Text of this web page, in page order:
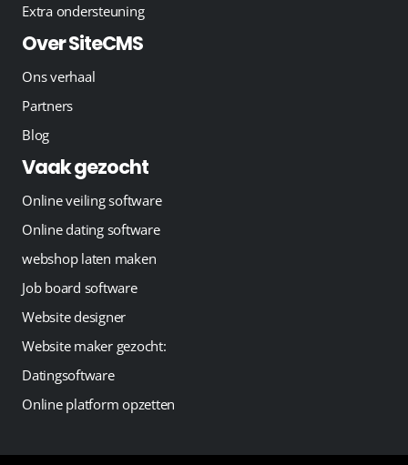
Extra ondersteuning
Over SiteCMS
Ons verhaal
Partners
Blog
Vaak gezocht
Online veiling software
Online dating software
webshop laten maken
Job board software
Website designer
Website maker gezocht:
Datingsoftware
Online platform opzetten